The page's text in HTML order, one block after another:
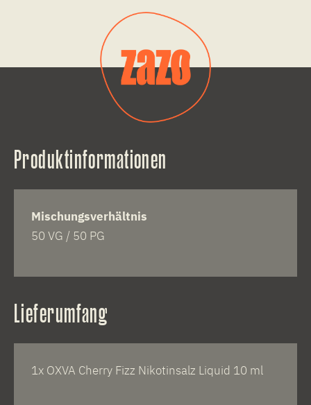
Produktinformationen
Mischungsverhältnis
50 VG / 50 PG
Lieferumfang
1x OXVA Cherry Fizz Nikotinsalz Liquid 10 ml